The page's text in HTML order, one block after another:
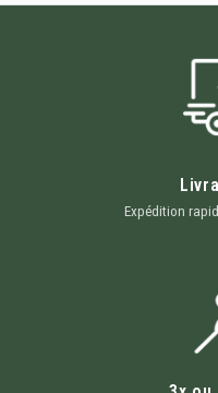
Expédition